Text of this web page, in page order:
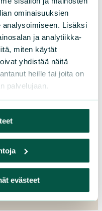
ominaisuuksien
Lisäksi
ja analytiikka-
miten käytät
yhdistää näitä
heille tai joita on
palvelujaan.
evästeet